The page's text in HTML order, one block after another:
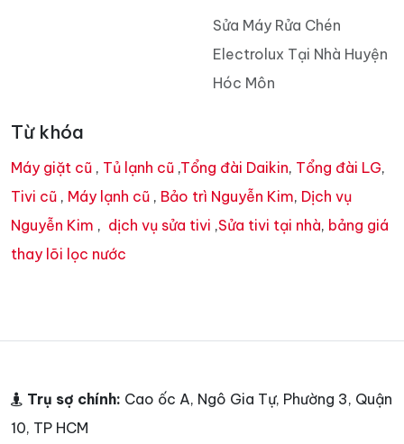
Sửa Máy Rửa Chén
Electrolux Tại Nhà Huyện
Hóc Môn
Từ khóa
Máy giặt cũ , Tủ lạnh cũ ,Tổng đài Daikin, Tổng đài LG,
Tivi cũ , Máy lạnh cũ , Bảo trì Nguyễn Kim, Dịch vụ
Nguyễn Kim , dịch vụ sửa tivi ,Sửa tivi tại nhà, bảng giá
thay lõi lọc nước
Trụ sợ chính: Cao ốc A, Ngô Gia Tự, Phường 3, Quận
10, TP HCM